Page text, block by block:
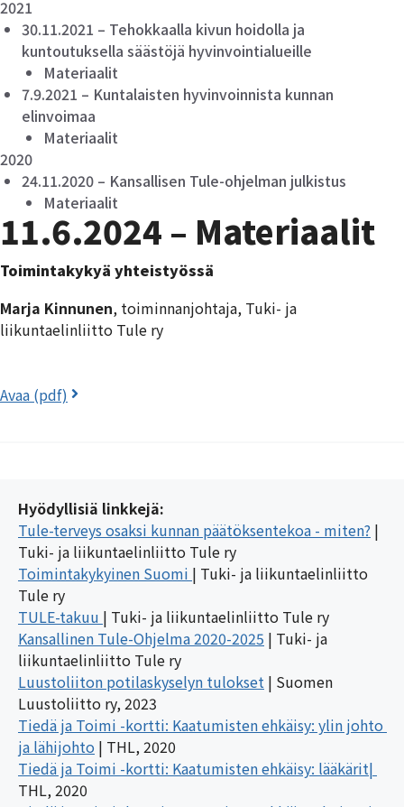
2021
30.11.2021 – Tehokkaalla kivun hoidolla ja
kuntoutuksella säästöjä hyvinvointialueille
Materiaalit
7.9.2021 – Kuntalaisten hyvinvoinnista kunnan
elinvoimaa
Materiaalit
2020
24.11.2020 – Kansallisen Tule-ohjelman julkistus
Materiaalit
11.6.2024 – Materiaalit
Toimintakykyä yhteistyössä
Marja Kinnunen, toiminnanjohtaja, Tuki- ja
liikuntaelinliitto Tule ry
Avaa (pdf)
Hyödyllisiä linkkejä:
Tule-terveys osaksi kunnan päätöksentekoa - miten? |
Tuki- ja liikuntaelinliitto Tule ry
Toimintakykyinen Suomi | Tuki- ja liikuntaelinliitto
Tule ry
TULE-takuu | Tuki- ja liikuntaelinliitto Tule ry
Kansallinen Tule-Ohjelma 2020-2025 | Tuki- ja
liikuntaelinliitto Tule ry
Luustoliiton potilaskyselyn tulokset | Suomen
Luustoliitto ry, 2023
Tiedä ja Toimi -kortti: Kaatumisten ehkäisy: ylin johto
ja lähijohto | THL, 2020
THL, 2020